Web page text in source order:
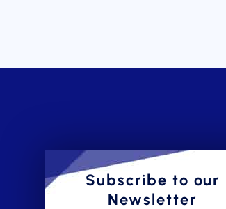
Subscribe to our
Newsletter